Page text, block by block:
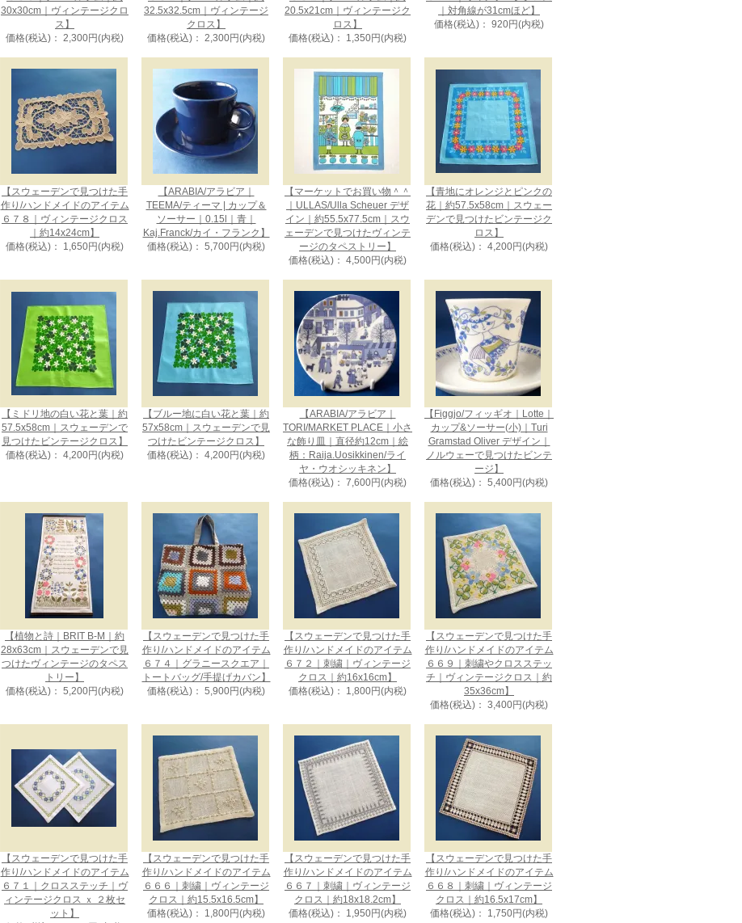
30x30cm｜ヴィンテージクロ
ス】
価格(税込)： 2,300円(内税)
32.5x32.5cm｜ヴィンテージ
クロス】
価格(税込)： 2,300円(内税)
20.5x21cm｜ヴィンテージク
ロス】
価格(税込)： 1,350円(内税)
｜対角線が31cmほど】
価格(税込)： 920円(内税)
【スウェーデンで見つけた手
作り/ハンドメイドのアイテム
６７８｜ヴィンテージクロス
｜約14x24cm】
価格(税込)： 1,650円(内税)
【ARABIA/アラビア｜
TEEMA/ティーマ | カップ＆
ソーサー｜0.15l｜青｜
Kaj.Franck/カイ・フランク】
価格(税込)： 5,700円(内税)
【マーケットでお買い物＾＾
｜ULLAS/Ulla Scheuer デザ
イン｜約55.5x77.5cm｜スウ
ェーデンで見つけたヴィンテ
ージのタペストリー】
価格(税込)： 4,500円(内税)
【青地にオレンジとピンクの
花｜約57.5x58cm｜スウェー
デンで見つけたビンテージク
ロス】
価格(税込)： 4,200円(内税)
【ミドリ地の白い花と葉｜約
57.5x58cm｜スウェーデンで
見つけたビンテージクロス】
価格(税込)： 4,200円(内税)
【ブルー地に白い花と葉｜約
57x58cm｜スウェーデンで見
つけたビンテージクロス】
価格(税込)： 4,200円(内税)
【ARABIA/アラビア｜
TORI/MARKET PLACE｜小さ
な飾り皿｜直径約12cm｜絵
柄：Raija.Uosikkinen/ライ
ヤ・ウオシッキネン】
価格(税込)： 7,600円(内税)
【Figgjo/フィッギオ｜Lotte｜
カップ&ソーサー(小)｜Turi
Gramstad Oliver デザイン｜
ノルウェーで見つけたビンテ
ージ】
価格(税込)： 5,400円(内税)
【植物と詩｜BRIT B-M｜約
28x63cm｜スウェーデンで見
つけたヴィンテージのタペス
トリー】
価格(税込)： 5,200円(内税)
【スウェーデンで見つけた手
作り/ハンドメイドのアイテム
６７４｜グラニースクエア｜
トートバッグ/手提げカバン】
価格(税込)： 5,900円(内税)
【スウェーデンで見つけた手
作り/ハンドメイドのアイテム
６７２｜刺繍｜ヴィンテージ
クロス｜約16x16cm】
価格(税込)： 1,800円(内税)
【スウェーデンで見つけた手
作り/ハンドメイドのアイテム
６６９｜刺繍やクロスステッ
チ｜ヴィンテージクロス｜約
35x36cm】
価格(税込)： 3,400円(内税)
【スウェーデンで見つけた手
作り/ハンドメイドのアイテム
６７１｜クロスステッチ｜ヴ
ィンテージクロス ｘ ２枚セ
ット】
【スウェーデンで見つけた手
作り/ハンドメイドのアイテム
６６６｜刺繍｜ヴィンテージ
クロス｜約15.5x16.5cm】
価格(税込)： 1,800円(内税)
【スウェーデンで見つけた手
作り/ハンドメイドのアイテム
６６７｜刺繍｜ヴィンテージ
クロス｜約18x18.2cm】
価格(税込)： 1,950円(内税)
【スウェーデンで見つけた手
作り/ハンドメイドのアイテム
６６８｜刺繍｜ヴィンテージ
クロス｜約16.5x17cm】
価格(税込)： 1,750円(内税)